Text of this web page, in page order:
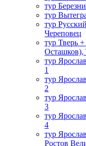
тур
тур
тур
Череповец
тур Тверь
Осташков),
тур
1
тур
2
тур
3
тур
4
тур
Ростов